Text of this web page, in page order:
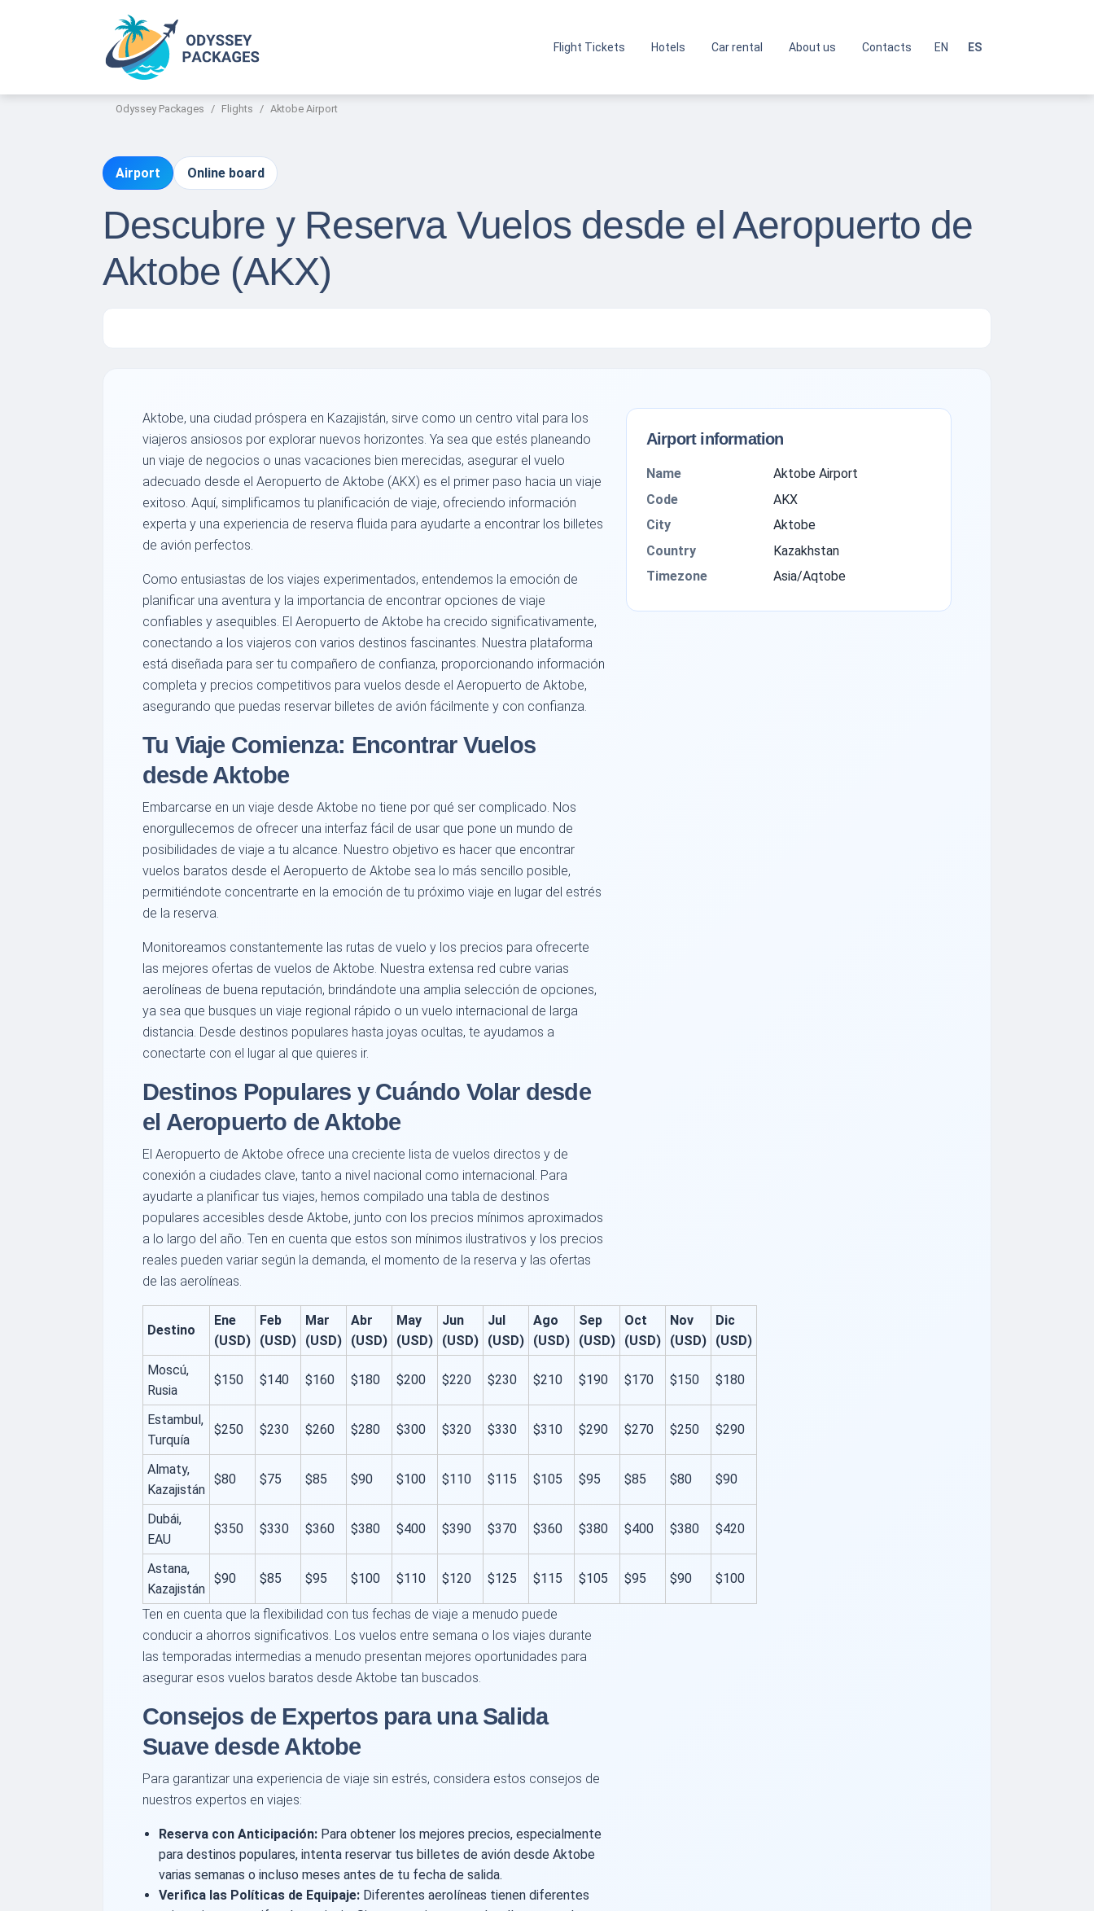
Flight Tickets Hotels Car rental About us Contacts EN ES
Odyssey Packages Flights Aktobe Airport
Airport Online board
Descubre y Reserva Vuelos desde el Aeropuerto de
Aktobe (AKX)
Aktobe, una ciudad próspera en Kazajistán, sirve como un centro vital para los
viajeros ansiosos por explorar nuevos horizontes. Ya sea que estés planeando
un viaje de negocios o unas vacaciones bien merecidas, asegurar el vuelo
adecuado desde el Aeropuerto de Aktobe (AKX) es el primer paso hacia un viaje
exitoso. Aquí, simplificamos tu planificación de viaje, ofreciendo información
experta y una experiencia de reserva fluida para ayudarte a encontrar los billetes
de avión perfectos.
Como entusiastas de los viajes experimentados, entendemos la emoción de
planificar una aventura y la importancia de encontrar opciones de viaje
confiables y asequibles. El Aeropuerto de Aktobe ha crecido significativamente,
conectando a los viajeros con varios destinos fascinantes. Nuestra plataforma
está diseñada para ser tu compañero de confianza, proporcionando información
completa y precios competitivos para vuelos desde el Aeropuerto de Aktobe,
asegurando que puedas reservar billetes de avión fácilmente y con confianza.
Tu Viaje Comienza: Encontrar Vuelos
desde Aktobe
Embarcarse en un viaje desde Aktobe no tiene por qué ser complicado. Nos
enorgullecemos de ofrecer una interfaz fácil de usar que pone un mundo de
posibilidades de viaje a tu alcance. Nuestro objetivo es hacer que encontrar
vuelos baratos desde el Aeropuerto de Aktobe sea lo más sencillo posible,
permitiéndote concentrarte en la emoción de tu próximo viaje en lugar del estrés
de la reserva.
Monitoreamos constantemente las rutas de vuelo y los precios para ofrecerte
las mejores ofertas de vuelos de Aktobe. Nuestra extensa red cubre varias
aerolíneas de buena reputación, brindándote una amplia selección de opciones,
ya sea que busques un viaje regional rápido o un vuelo internacional de larga
distancia. Desde destinos populares hasta joyas ocultas, te ayudamos a
conectarte con el lugar al que quieres ir.
Destinos Populares y Cuándo Volar desde
el Aeropuerto de Aktobe
El Aeropuerto de Aktobe ofrece una creciente lista de vuelos directos y de
conexión a ciudades clave, tanto a nivel nacional como internacional. Para
ayudarte a planificar tus viajes, hemos compilado una tabla de destinos
populares accesibles desde Aktobe, junto con los precios mínimos aproximados
a lo largo del año. Ten en cuenta que estos son mínimos ilustrativos y los precios
reales pueden variar según la demanda, el momento de la reserva y las ofertas
de las aerolíneas.
Destino
Ene
(USD)
Feb
(USD)
Mar
(USD)
Abr
(USD)
May
(USD)
Jun
(USD)
Jul
(USD)
Ago
(USD)
Sep
(USD)
Oct
(USD)
Nov
(USD)
Dic
(USD)
Moscú,
Rusia
$150 $140 $160 $180 $200 $220 $230 $210 $190 $170 $150 $180
Estambul,
Turquía
$250 $230 $260 $280 $300 $320 $330 $310 $290 $270 $250 $290
Almaty,
Kazajistán
$80 $75 $85 $90 $100 $110 $115 $105 $95 $85 $80 $90
Dubái,
EAU
$350 $330 $360 $380 $400 $390 $370 $360 $380 $400 $380 $420
Astana,
Kazajistán
$90 $85 $95 $100 $110 $120 $125 $115 $105 $95 $90 $100
Ten en cuenta que la flexibilidad con tus fechas de viaje a menudo puede
conducir a ahorros significativos. Los vuelos entre semana o los viajes durante
las temporadas intermedias a menudo presentan mejores oportunidades para
asegurar esos vuelos baratos desde Aktobe tan buscados.
Consejos de Expertos para una Salida
Suave desde Aktobe
Para garantizar una experiencia de viaje sin estrés, considera estos consejos de
nuestros expertos en viajes:
Reserva con Anticipación: Para obtener los mejores precios, especialmente
para destinos populares, intenta reservar tus billetes de avión desde Aktobe
varias semanas o incluso meses antes de tu fecha de salida.
Verifica las Políticas de Equipaje: Diferentes aerolíneas tienen diferentes
Airport information
Name
Aktobe Airport
Code
AKX
City
Aktobe
Country
Kazakhstan
Timezone
Asia/Aqtobe